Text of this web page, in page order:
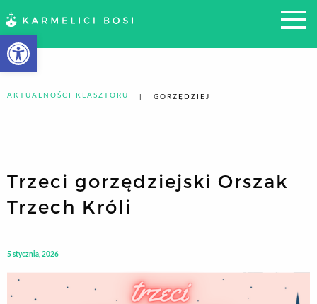
Otwórz pasek narzędzi
AKTUALNOŚCI KLASZTORU GORZĘDZIEJ
Trzeci gorzędziejski Orszak
Trzech Króli
5 stycznia, 2026